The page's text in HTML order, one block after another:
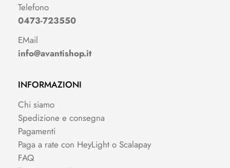
Telefono
0473-723550
EMail
info@avantishop.it
INFORMAZIONI
Chi siamo
Spedizione e consegna
Pagamenti
Paga a rate con HeyLight o Scalapay
FAQ